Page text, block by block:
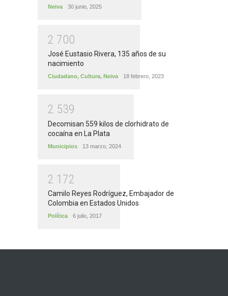
Neiva 30 junio, 2025
2 700
José Eustasio Rivera, 135 años de su
nacimiento
Ciudadano, Cultura, Neiva 18 febrero, 2023
2 539
Decomisan 559 kilos de clorhidrato de
cocaína en La Plata
Municipios 13 marzo, 2024
2 1 72
Camilo Reyes Rodríguez, Embajador de
Colombia en Estados Unidos
Política 6 julio, 2017